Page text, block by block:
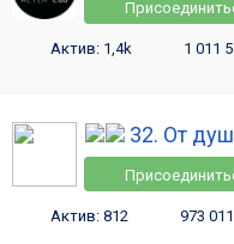
Актив: 1,4k 1 011
32. От
Актив: 812 973